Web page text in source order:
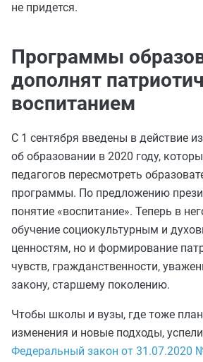
не придется.
Программы
дополнят
воспитанием
С 1 сентября введены в действие
об образовании в 2020 году,
педагогов пересмотреть
программы. По предложению
понятие «воспитание». Теперь в
обучение социокультурным и
ценностям, но и формирование
чувств, гражданственности,
закону, старшему поколению.
Чтобы школы и вузы, где тоже
изменения и новые подходы,
Федеральный закон от 31.07.2020